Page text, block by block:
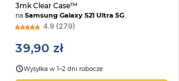
3mk Clear Case™
naSamsung Galaxy S21 Ultra 5G
4.9 (279)
39,90 zł
Wysyłka w 1–2 dni robocze